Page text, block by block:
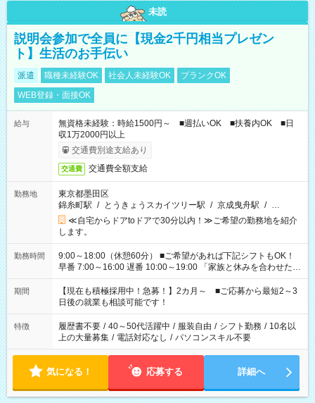
未読
説明会参加で全員に【現金2千円相当プレゼン
ト】生活のお手伝い
派遣 職種未経験OK 社会人未経験OK
ブランクOK
WEB登録・面接OK
給与
無資格未経験：時給1500円～ ■週払いOK ■扶養内OK ■日
収1万2000円以上
交通費別途支給あり
交通費 交通費全額支給
勤務地
東京都墨田区
錦糸町駅 / とうきょうスカイツリー駅 / 京成曳舟駅 / …
≪自宅からドアtoドアで30分以内！≫ご希望の勤務地を紹介
します。
勤務時間
9:00～18:00（休憩60分） ■ご希望があれば下記シフトもOK！
早番 7:00～16:00 遅番 10:00～19:00 「家族と休みを合わせた
い」 「余裕を持って夕飯の準備がしたい」 「できれば残業はし
たくない」 など、ご希望を教えてくださいね。 ※Wワーク希望
の方へ 今ご覧のお仕事で希望する勤務時間と、もう1つのお仕事
の勤務時間。 合計で週40時間を超える場合は応募できません。
期間
【現在も積極採用中！急募！】2カ月～ ■ご応募から最短2～3
日後の就業も相談可能です！
特徴 履歴書不要 / 40～50代活躍中 / 服装自由 / シフト勤務 / 10名以
上の大量募集 / 電話対応なし / パソコンスキル不要
気になる！ 応募する 詳細へ